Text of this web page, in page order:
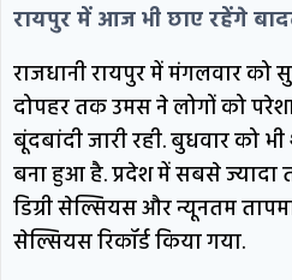
रायपुर में आज भी छाए रहेंगे
राजधानी रायपुर में मंगलवार
दोपहर तक उमस ने लोगों को
बूंदबांदी जारी रही. बुधवार को
बना हुआ है. प्रदेश में सबसे ज्यादा
डिग्री सेल्सियस और न्यूनतम
सेल्सियस रिकॉर्ड किया गया.